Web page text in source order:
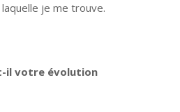
je me trouve.
t-il votre évolution